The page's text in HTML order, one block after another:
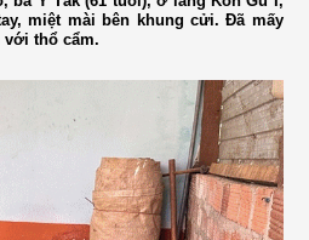
miệt mài bên khung cửi. Đã mấy
với thổ cẩm.